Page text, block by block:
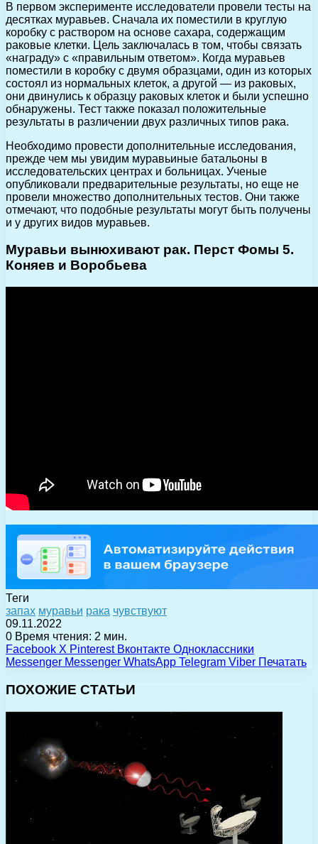
В первом эксперименте исследователи провели тесты на
десятках муравьев. Сначала их поместили в круглую
коробку с раствором на основе сахара, содержащим
раковые клетки. Цель заключалась в том, чтобы связать
«награду» с «правильным ответом». Когда муравьев
поместили в коробку с двумя образцами, один из которых
состоял из нормальных клеток, а другой — из раковых,
они двинулись к образцу раковых клеток и были успешно
обнаружены. Тест также показал положительные
результаты в различении двух различных типов рака.
Необходимо провести дополнительные исследования,
прежде чем мы увидим муравьиные батальоны в
исследовательских центрах и больницах. Ученые
опубликовали предварительные результаты, но еще не
провели множество дополнительных тестов. Они также
отмечают, что подобные результаты могут быть получены
и у других видов муравьев.
Муравьи вынюхивают рак. Перст Фомы 5.
Коняев и Воробьева
Теги
запах муравьи рака чувствуют
09.11.2022
0 Время чтения: 2 мин.
Facebook X Pinterest Вконтакте Одноклассники
Messenger Messenger WhatsApp Telegram Viber Печатать
ПОХОЖИЕ СТАТЬИ